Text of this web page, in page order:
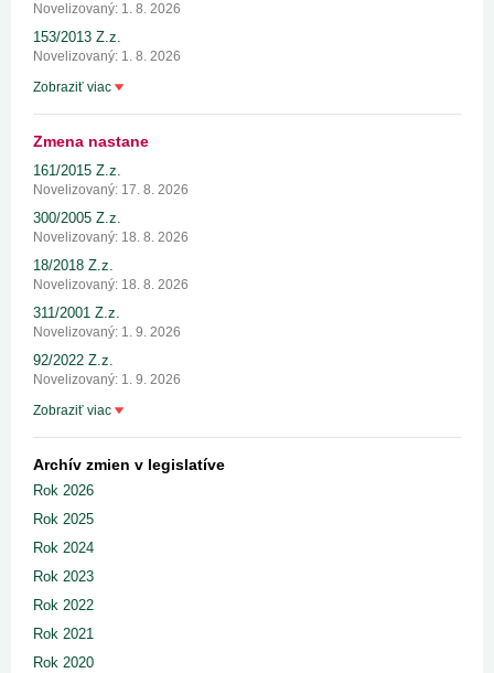
Novelizovaný: 1. 8. 2026
153/2013 Z.z.
Novelizovaný: 1. 8. 2026
Zobraziť viac
Zmena nastane
161/2015 Z.z.
Novelizovaný: 17. 8. 2026
300/2005 Z.z.
Novelizovaný: 18. 8. 2026
18/2018 Z.z.
Novelizovaný: 18. 8. 2026
311/2001 Z.z.
Novelizovaný: 1. 9. 2026
92/2022 Z.z.
Novelizovaný: 1. 9. 2026
Zobraziť viac
Archív zmien v legislatíve
Rok 2026
Rok 2025
Rok 2024
Rok 2023
Rok 2022
Rok 2021
Rok 2020